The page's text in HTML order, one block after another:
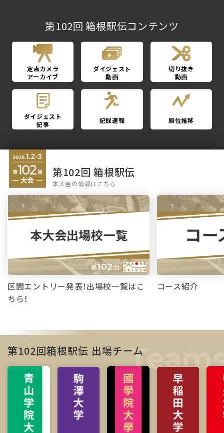
第102回 箱根駅伝コンテンツ
定点カメラ
アーカイブ
ダイジェスト
動画
切り抜き
動画
ダイジェスト
記事
記録速報 順位推移
第102回 箱根駅伝
本大会の情報はこちら
区間エントリー発表！出場校一覧はこ
ちら！
コース紹介
第102回箱根駅伝 出場チーム